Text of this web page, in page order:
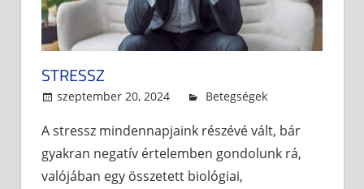
STRESSZ
szeptember 20, 2024 admin
Betegségek
A stressz mindennapjaink részévé vált, bár
gyakran negatív értelemben gondolunk rá,
valójában egy összetett biológiai,